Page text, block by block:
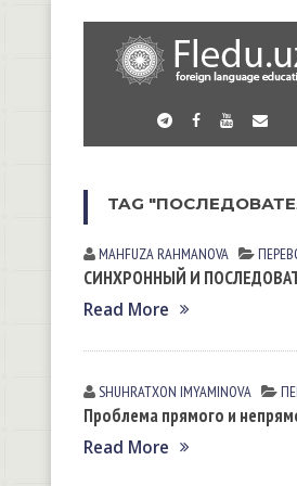
TAG
MAHFUZA RAHMANOVA
СИНХРОННЫЙ И
Read More
SHUHRATXON IMYAMINOVА
Проблема прямого и
Read More